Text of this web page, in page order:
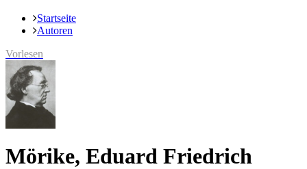
Startseite
Autoren
Vorlesen
Mörike, Eduard Friedrich